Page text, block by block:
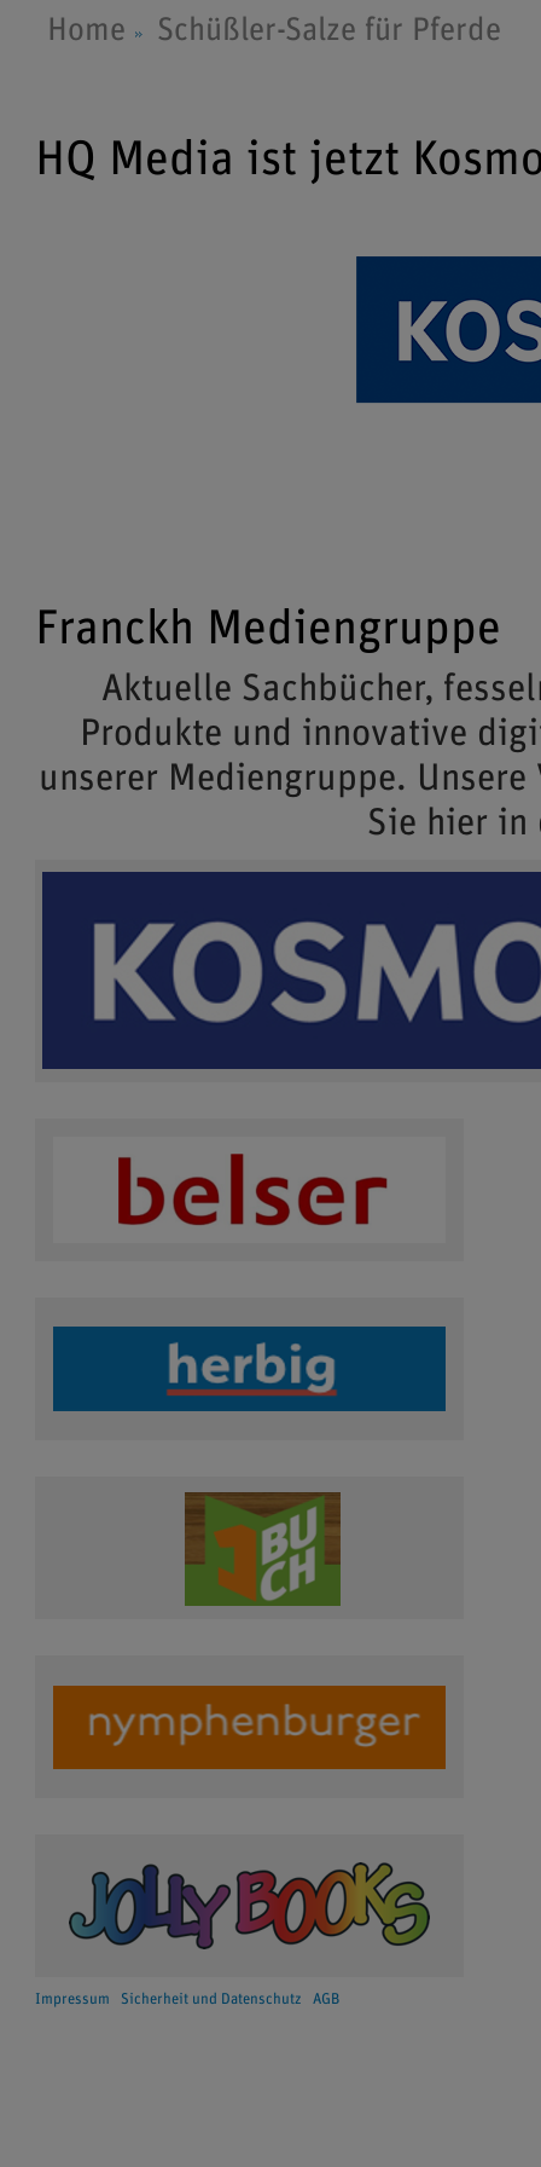
Home Schüßler-Salze für Pferde
HQ Media ist jetzt
Franckh Mediengruppe
Aktuelle Sachbücher,
Produkte und innovative
unserer Mediengruppe.
Sie hier in
Impressum Sicherheit und Datenschutz AGB